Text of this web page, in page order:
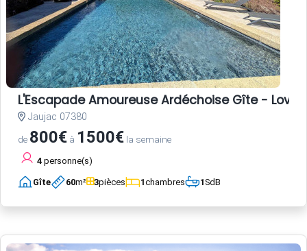
L'Escapade Amoureuse Ardéchoise Gîte -
Jaujac 07380
de 800€ à 1500€ la semaine
4 personne(s)
Gîte 60m² 3pièces 1chambres 1SdB